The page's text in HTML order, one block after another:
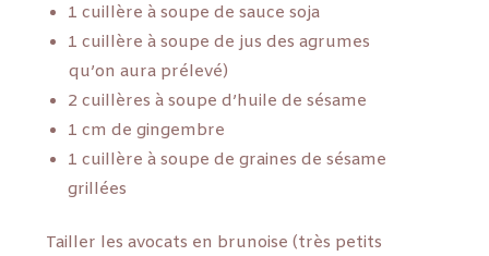
1 cuillère à soupe de sauce soja
1 cuillère à soupe de jus des agrumes
qu’on aura prélevé)
2 cuillères à soupe d’huile de sésame
1 cm de gingembre
1 cuillère à soupe de graines de sésame
grillées
Tailler les avocats en brunoise (très petits